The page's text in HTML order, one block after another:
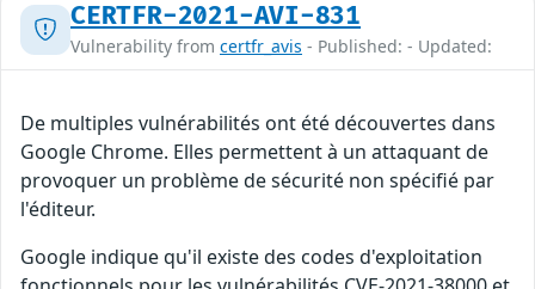
CERTFR-2021-AVI-831
Vulnerability from certfr_avis - Published: - Updated:
De multiples vulnérabilités ont été découvertes dans
Google Chrome. Elles permettent à un attaquant de
provoquer un problème de sécurité non spécifié par
l'éditeur.
Google indique qu'il existe des codes d'exploitation